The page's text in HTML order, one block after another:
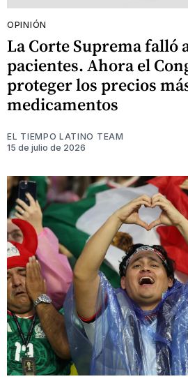
OPINIÓN
La Corte Suprema falló
pacientes. Ahora el
proteger los precios
medicamentos
EL TIEMPO LATINO TEAM
15 de julio de 2026